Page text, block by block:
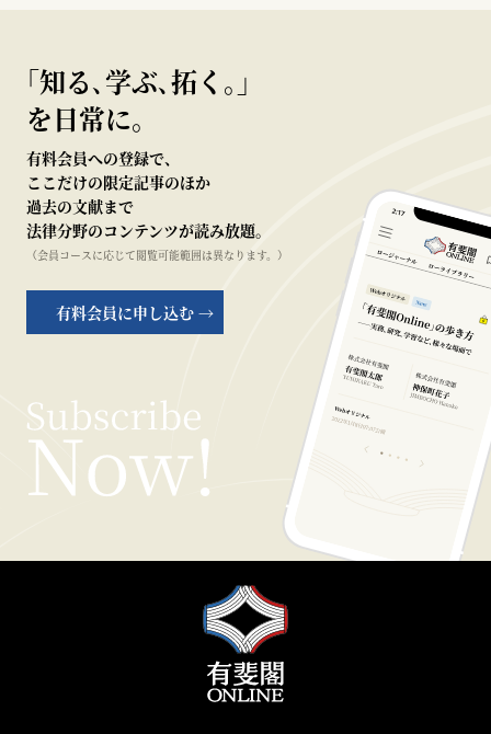
｢知る､学ぶ､拓く｡｣
を日常に。
有料会員への登録で、
ここだけの限定記事のほか
過去の文献まで
法律分野のコンテンツが読み放題。
（会員コースに応じて閲覧可能範囲は異なります。）
有料会員に申し込む →